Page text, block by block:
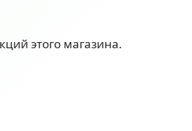
этого магазина.